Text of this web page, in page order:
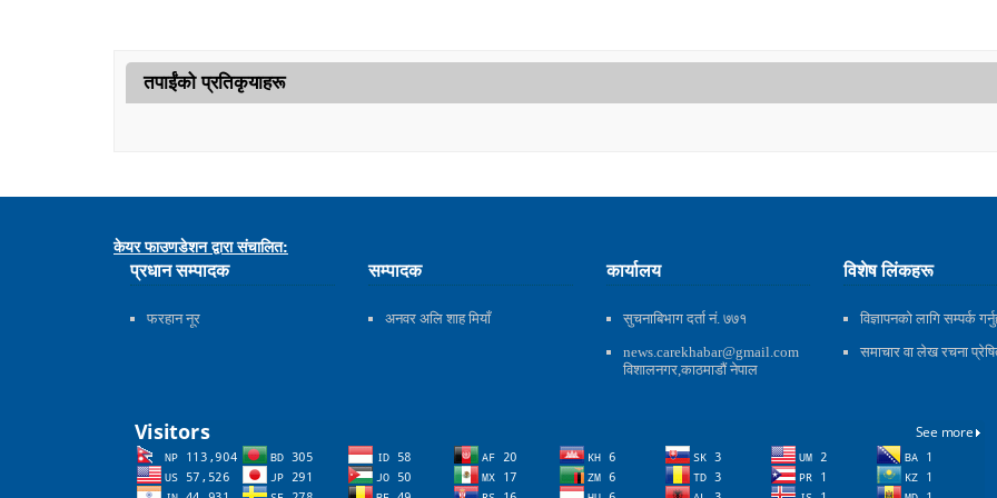
तपाईंको प्रतिकृयाहरू
केयर फाउणडेशन द्वारा संचालित:
प्रधान सम्पादक
फरहान नूर
सम्पादक
अनवर अलि शाह मियाँ
कार्यालय
सुचनाबिभाग दर्ता नं. ७७१
news.carekhabar@gmail.com
विशालनगर,काठमाडौं नेपाल
विशेष लिंकहरू
विज्ञापनको लागि सम्पर्क
समाचार वा लेख रचना